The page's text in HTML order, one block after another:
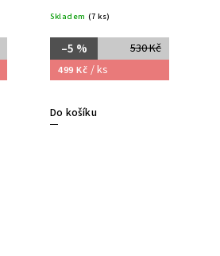
Skladem (7 ks)
530 Kč
–5 %
499 Kč / ks
Do košíku